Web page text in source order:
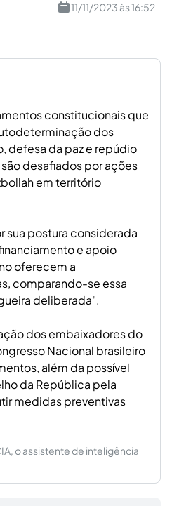
11/11/2023 às 16:52
constitucionais que
dos
defesa da paz e repúdio
desafiados por ações
em território
sua postura considerada
e apoio
oferecem a
comparando-se essa
deliberada".
dos embaixadores do
Nacional brasileiro
além da possível
da República pela
medidas preventivas
o assistente de inteligência